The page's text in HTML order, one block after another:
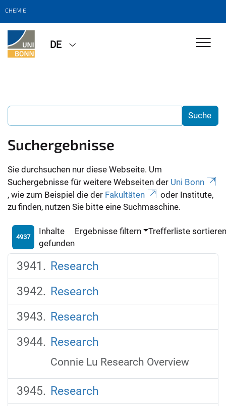
CHEMIE
DE
Suchergebnisse
Sie durchsuchen nur diese Webseite. Um
Suchergebnisse für weitere Webseiten der Uni Bonn
, wie zum Beispiel die der Fakultäten
oder Institute,
zu finden, nutzen Sie bitte eine Suchmaschine.
4937
Inhalte
gefunden
Ergebnisse filtern Trefferliste
Research
Research
Research
Research
Connie Lu Research Overview
Research